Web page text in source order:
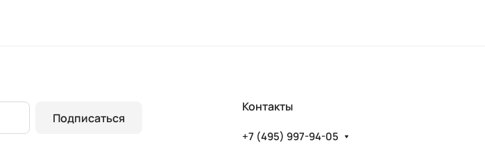
Подписаться
Контакты
+7 (495) 997-94-05